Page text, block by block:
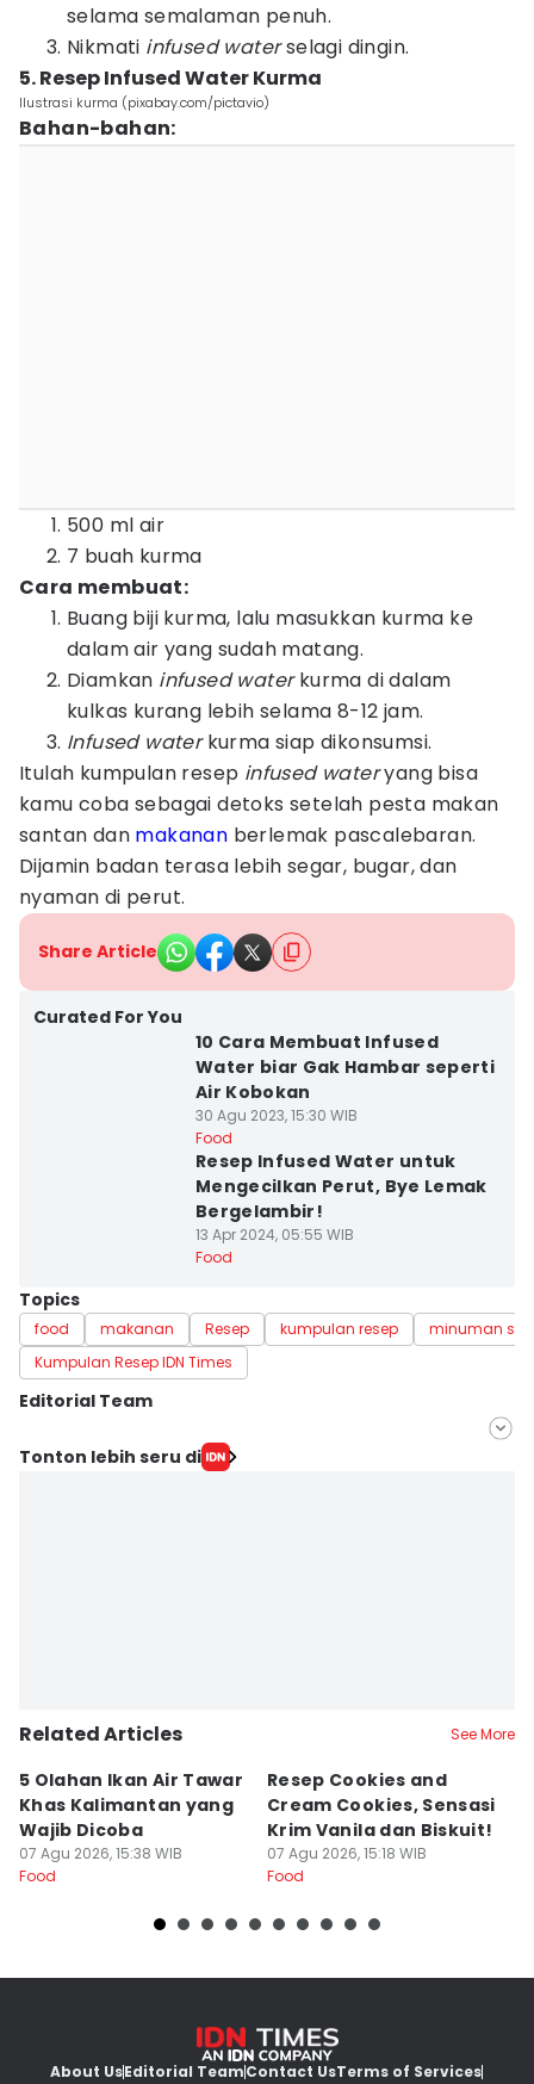
selama semalaman penuh.
Nikmati infused waterselagi dingin.
5. Resep Infused Water Kurma
Ilustrasi kurma (pixabay.com/pictavio)
Bahan-bahan:
500 ml air
7 buah kurma
Cara membuat:
Buang biji kurma, lalu masukkan kurma ke
dalam air yang sudah matang.
Diamkan infused waterkurma di dalam
kulkas kurang lebih selama 8-12 jam.
Infused waterkurma siap dikonsumsi.
Itulah kumpulan resep infused wateryang bisa
kamu coba sebagai detoks setelah pesta makan
santan dan makanan berlemak pascalebaran.
Dijamin badan terasa lebih segar, bugar, dan
nyaman di perut.
Share Article
Curated For You
10 Cara Membuat Infused
Water biar Gak Hambar seperti
Air Kobokan
30 Agu 2023, 15:30 WIB
Food
Resep Infused Water untuk
Mengecilkan Perut, Bye Lemak
Bergelambir!
13 Apr 2024, 05:55 WIB
Food
Topics
food makanan Resep kumpulan resep
minuman
Kumpulan Resep IDN Times
Editorial Team
Editor
Tonton lebih seru di
Related Articles See More
5 Olahan Ikan Air Tawar
Khas Kalimantan yang
Wajib Dicoba
07 Agu 2026, 15:38 WIB
Food
Resep Cookies and
Cream Cookies, Sensasi
Krim Vanila dan Biskuit!
07 Agu 2026, 15:18 WIB
Food
About UsEditorial TeamContact UsTerms of Services